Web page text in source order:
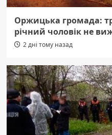
Оржицька громада:
річний чоловік не
2 дні тому назад